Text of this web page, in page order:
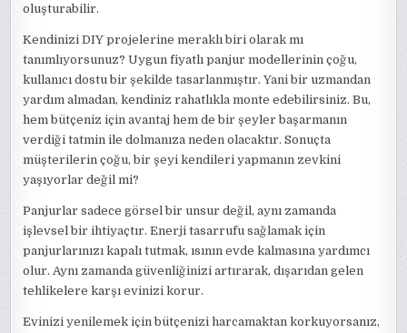
oluşturabilir.
Kendinizi DIY projelerine meraklı biri olarak mı
tanımlıyorsunuz? Uygun fiyatlı panjur modellerinin çoğu,
kullanıcı dostu bir şekilde tasarlanmıştır. Yani bir uzmandan
yardım almadan, kendiniz rahatlıkla monte edebilirsiniz. Bu,
hem bütçeniz için avantaj hem de bir şeyler başarmanın
verdiği tatmin ile dolmanıza neden olacaktır. Sonuçta
müşterilerin çoğu, bir şeyi kendileri yapmanın zevkini
yaşıyorlar değil mi?
Panjurlar sadece görsel bir unsur değil, aynı zamanda
işlevsel bir ihtiyaçtır. Enerji tasarrufu sağlamak için
panjurlarınızı kapalı tutmak, ısının evde kalmasına yardımcı
olur. Aynı zamanda güvenliğinizi artırarak, dışarıdan gelen
tehlikelere karşı evinizi korur.
Evinizi yenilemek için bütçenizi harcamaktan korkuyorsanız,